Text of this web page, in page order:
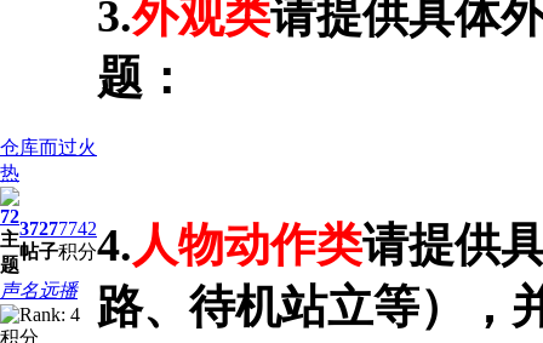
仓库而过火
热
72
主
题
3727
帖子
7742
积分
声名远播
积分
3.外观类请提供具体
题：
4.人物动作类请提供
路、待机站立等），